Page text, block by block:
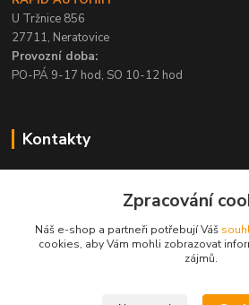
U Tržnice 856
27711, Neratovice
Provozní doba:
PO-PÁ 9-17 hod, SO 10-12 hod
Kontakty
PO-PÁ / 9-17 hod, SO 10-12 hod
info@rapid-autohifi.com
Zpracování
Náš e-shop a partneři potřebují Váš
cookies, aby Vám mohli zobrazovat
zájmů.